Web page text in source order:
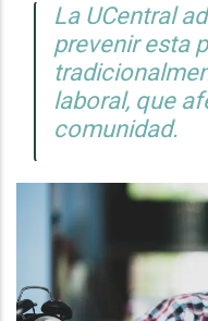
La UCentral
prevenir esta
laboral, que
comunidad.